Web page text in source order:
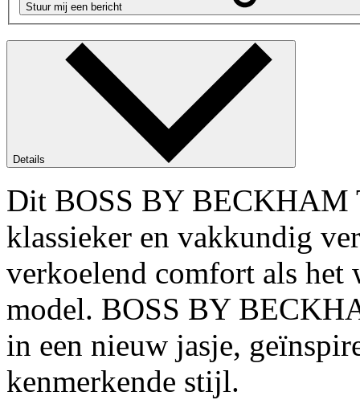
Stuur mij een bericht
Details
Dit BOSS BY BECKHAM
klassieker en vakkundig
verkoelend comfort als het
model. BOSS BY
in een nieuw jasje,
kenmerkende stijl.